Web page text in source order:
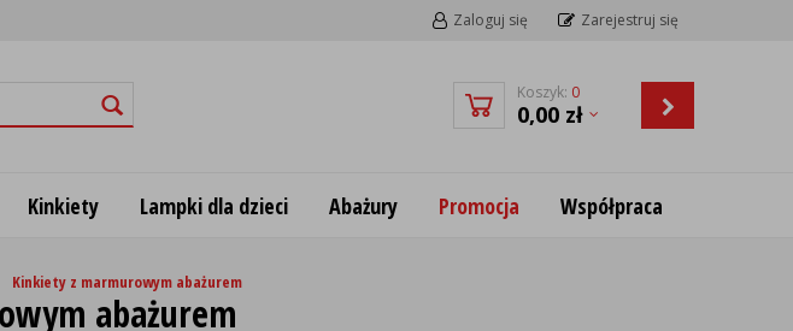
Zaloguj się Zarejestruj się
Koszyk: 0
0,00 zł
Kinkiety Lampki dla dzieci Abażury Promocja Współpraca
Kinkiety z marmurowym abażurem
abażurem